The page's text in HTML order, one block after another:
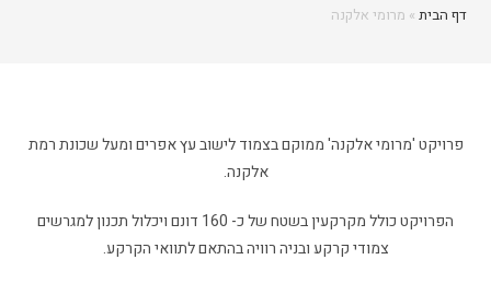
דף הבית » מרומי אלקנה
פרויקט 'מרומי אלקנה' ממוקם בצמוד לישוב עץ אפרים ומעל שכונת רמת
אלקנה.
הפרויקט כולל מקרקעין בשטח של כ- 160 דונם ויכלול תכנון למגרשים
צמודי קרקע ובניה רוויה בהתאם לתוואי הקרקע.